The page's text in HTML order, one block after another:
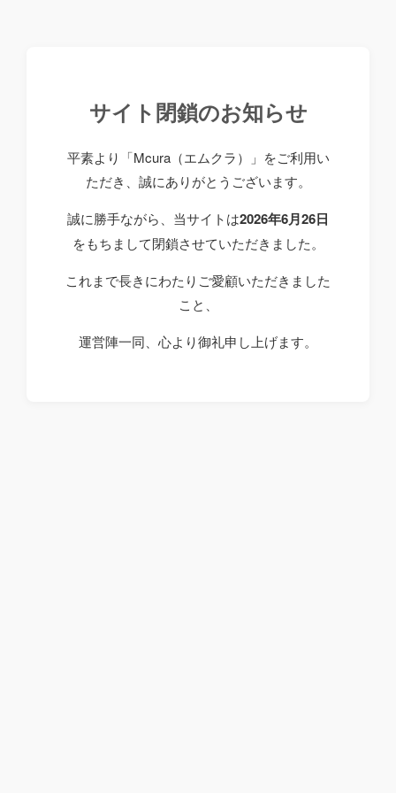
サイト閉鎖のお知らせ
平素より「Mcura（エムクラ）」をご利用い
ただき、誠にありがとうございます。
誠に勝手ながら、当サイトは2026年6月26日
をもちまして閉鎖させていただきました。
これまで長きにわたりご愛顧いただきました
こと、
運営陣一同、心より御礼申し上げます。